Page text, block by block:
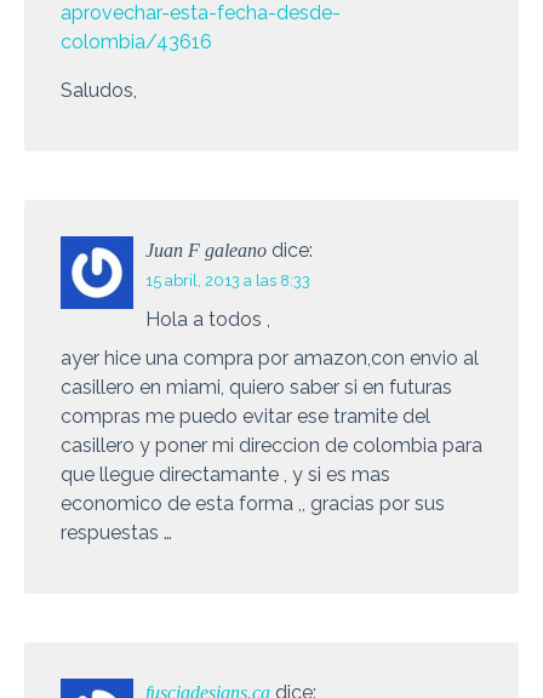
aprovechar-esta-fecha-desde-
colombia/43616
Saludos,
Juan F galeano dice:
15 abril, 2013 a las 8:33
Hola a todos ,
ayer hice una compra por amazon,con envio al
casillero en miami, quiero saber si en futuras
compras me puedo evitar ese tramite del
casillero y poner mi direccion de colombia para
que llegue directamante , y si es mas
economico de esta forma ,, gracias por sus
respuestas …
fusciadesigns.ca dice: